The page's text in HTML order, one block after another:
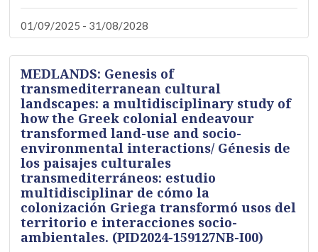
01/09/2025 - 31/08/2028
MEDLANDS: Genesis of
transmediterranean cultural
landscapes: a multidisciplinary study of
how the Greek colonial endeavour
transformed land-use and socio-
environmental interactions/ Génesis de
los paisajes culturales
transmediterráneos: estudio
multidisciplinar de cómo la
colonización Griega transformó usos del
territorio e interacciones socio-
ambientales. (PID2024-159127NB-I00)